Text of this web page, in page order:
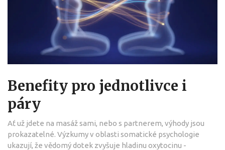
Benefity pro jednotlivce i
páry
Ať už jdete na masáž sami, nebo s partnerem, výhody jsou
prokazatelné. Výzkumy v oblasti somatické psychologie
ukazují, že vědomý dotek zvyšuje hladinu oxytocinu -